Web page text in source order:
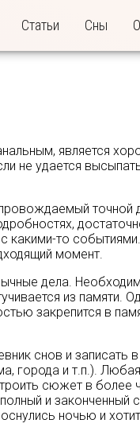
Статьи Сны
является
не удается
точной
какими-то
момент.
дела.
из памяти.
закрепится в
снов и
города и т.п.).
сюжет в более
и
ночью и